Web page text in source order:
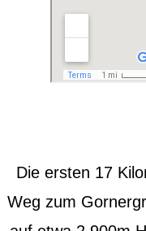
Die ersten 17
Weg zum